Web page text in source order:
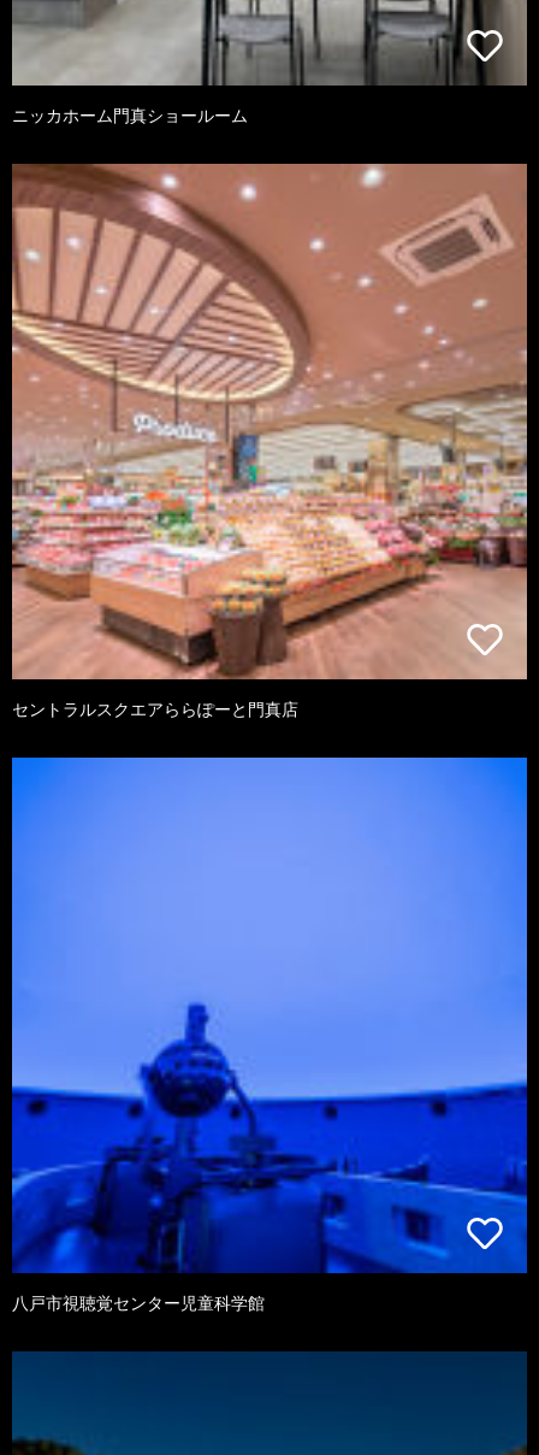
ニッカホーム門真ショールーム
セントラルスクエアららぽーと門真店
八戸市視聴覚センター児童科学館